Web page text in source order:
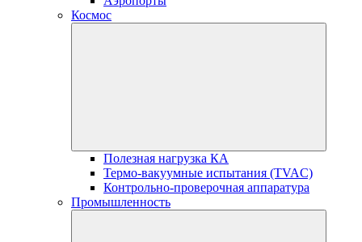
Космос
Полезная нагрузка КА
Термо-вакуумные испытания (TVAC)
Контрольно-проверочная аппаратура
Промышленность